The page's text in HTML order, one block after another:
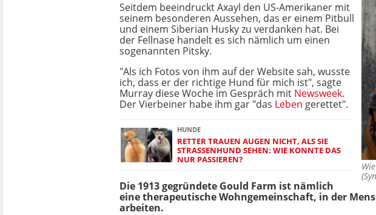
Seitdem beeindruckt Axayl den US-Amerikaner mit
seinem besonderen Aussehen, das er einem Pitbull
und einem Siberian Husky zu verdanken hat. Bei
der Fellnase handelt es sich nämlich um einen
sogenannten Pitsky.
"Als ich Fotos von ihm auf der Website sah, wusste
ich, dass er der richtige Hund für mich ist", sagte
Murray diese Woche im Gespräch mit Newsweek.
Der Vierbeiner habe ihm gar "das Leben gerettet".
HUNDE
RETTER TRAUEN AUGEN NICHT, ALS SIE
STRASSENHUND SEHEN: WIE KONNTE DAS N
UR PASSIEREN?
Die 1913 gegründete Gould Farm ist nämlich
eine therapeutische Wohngemeinschaft, in der
arbeiten.